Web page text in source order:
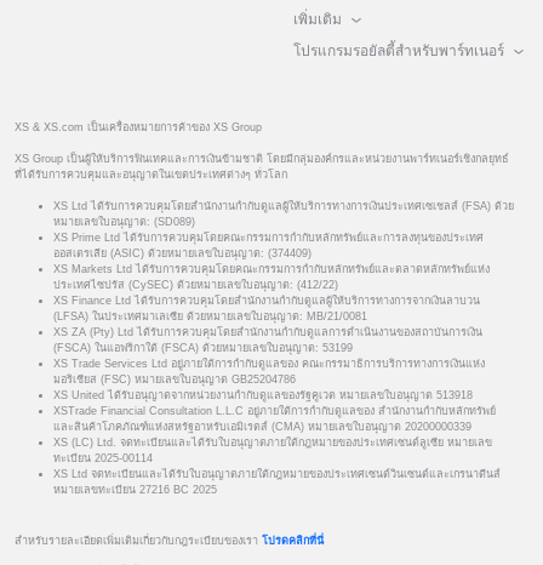
เพิ่มเติม
โปรแกรมรอยัลตี้สำหรับพาร์ทเนอร์
XS & XS.com เป็นเครื่องหมายการค้าของ XS Group
XS Group เป็นผู้ให้บริการฟินเทคและการเงินข้ามชาติ โดยมีกลุ่มองค์กรและหน่วยงานพาร์ทเนอร์เชิงกลยุทธ์
ที่ได้รับการควบคุมและอนุญาตในเขตประเทศต่างๆ ทั่วโลก
XS Ltd ได้รับการควบคุมโดยสำนักงานกำกับดูแลผู้ให้บริการทางการเงินประเทศเซเชลส์ (FSA) ด้วย
หมายเลขใบอนุญาต: (SD089)
XS Prime Ltd ได้รับการควบคุมโดยคณะกรรมการกำกับหลักทรัพย์และการลงทุนของประเทศ
ออสเตรเลีย (ASIC) ด้วยหมายเลขใบอนุญาต: (374409)
XS Markets Ltd ได้รับการควบคุมโดยคณะกรรมการกำกับหลักทรัพย์และตลาดหลักทรัพย์แห่ง
ประเทศไซปรัส (CySEC) ด้วยหมายเลขใบอนุญาต: (412/22)
XS Finance Ltd ได้รับการควบคุมโดยสำนักงานกำกับดูแลผู้ให้บริการทางการจากเงินลาบวน
(LFSA) ในประเทศมาเลเซีย ด้วยหมายเลขใบอนุญาต: MB/21/0081
XS ZA (Pty) Ltd ได้รับการควบคุมโดยสำนักงานกำกับดูแลการดำเนินงานของสถาบันการเงิน
(FSCA) ในแอฟริกาใต้ (FSCA) ด้วยหมายเลขใบอนุญาต: 53199
XS Trade Services Ltd อยู่ภายใต้การกำกับดูแลของ คณะกรรมาธิการบริการทางการเงินแห่ง
มอริเชียส (FSC) หมายเลขใบอนุญาต GB25204786
XS United ได้รับอนุญาตจากหน่วยงานกำกับดูแลของรัฐคูเวต หมายเลขใบอนุญาต 513918
XSTrade Financial Consultation L.L.C อยู่ภายใต้การกำกับดูแลของ สำนักงานกำกับหลักทรัพย์
และสินค้าโภคภัณฑ์แห่งสหรัฐอาหรับเอมิเรตส์ (CMA) หมายเลขใบอนุญาต 20200000339
XS (LC) Ltd. จดทะเบียนและได้รับใบอนุญาตภายใต้กฎหมายของประเทศเซนต์ลูเซีย หมายเลข
ทะเบียน 2025-00114
XS Ltd จดทะเบียนและได้รับใบอนุญาตภายใต้กฎหมายของประเทศเซนต์วินเซนต์และเกรนาดีนส์
หมายเลขทะเบียน 27216 BC 2025
สำหรับรายละเอียดเพิ่มเติมเกี่ยวกับกฎระเบียบของเรา โปรดคลิกที่นี่